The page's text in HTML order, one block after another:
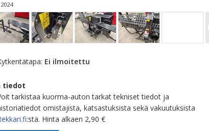
Ei ilmoitettu
tiedot
tarkistaa kuorma-auton tarkat tekniset tiedot ja
omistajista, katsastuksista sekä vakuutuksista
:stä. Hinta alkaen 2,90 €